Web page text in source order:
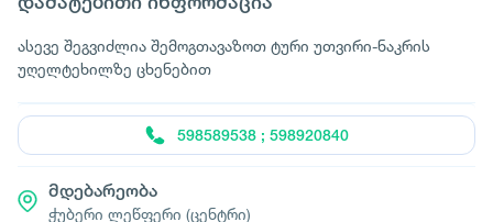
ასევე შეგვიძლია შემოგთავაზოთ ტური უთვირი-ნაკრის
უღელტეხილზე ცხენებით
598589538 ; 598920840
მდებარეობა
ჭუბერი ლეწფერი (ცენტრი)